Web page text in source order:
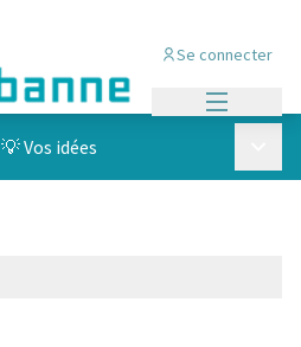
Se connecter
💡 Vos idées